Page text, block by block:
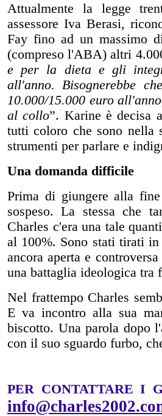
Attualmente la legge
assessore Iva Berasi,
Fay fino ad un massimo
(compreso l'ABA) altri
e per la dieta e gli
all'anno. Bisognerebbe
10.000/15.000 euro
al collo”. Karine è decisa
tutti coloro che sono nella
strumenti per parlare e
Una domanda difficile
Prima di giungere alla
sospeso. La stessa che
Charles c'era una tale
al 100%. Sono stati tirati
ancora aperta e
una battaglia ideologica tra
Nel frattempo Charles
E va incontro alla sua
biscotto. Una parola dopo
con il suo sguardo furbo,
PER CONTATTARE I